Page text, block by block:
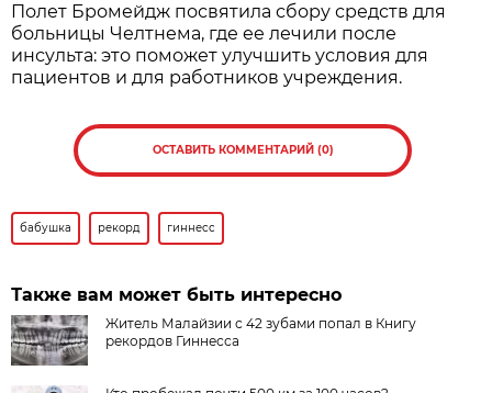
Полет Бромейдж посвятила сбору средств для
больницы Челтнема, где ее лечили после
инсульта: это поможет улучшить условия для
пациентов и для работников учреждения.
ОСТАВИТЬ КОММЕНТАРИЙ (0)
бабушка рекорд гиннесс
Также вам может быть интересно
Житель Малайзии с 42 зубами попал в Книгу
рекордов Гиннесса